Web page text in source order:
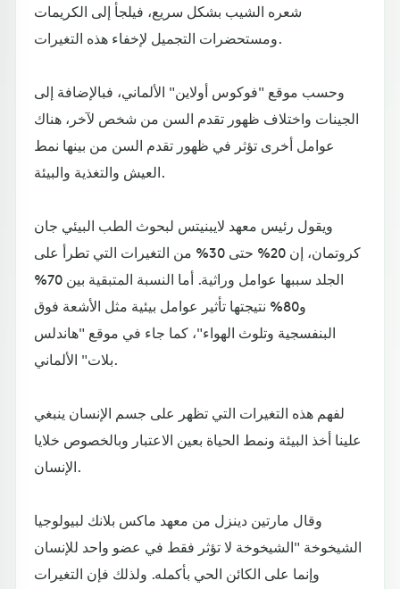
شعره الشيب بشكل سريع، فيلجأ إلى الكريمات
ومستحضرات التجميل لإخفاء هذه التغيرات.
وحسب موقع "فوكوس أولاين" الألماني، فبالإضافة إلى
الجينات واختلاف ظهور تقدم السن من شخص لآخر، هناك
عوامل أخرى تؤثر في ظهور تقدم السن من بينها نمط
العيش والتغذية والبيئة.
ويقول رئيس معهد لايبنيتس لبحوث الطب البيئي جان
كروتمان، إن 20% حتى 30% من التغيرات التي تطرأ على
الجلد سببها عوامل وراثية. أما النسبة المتبقية بين 70%
و80% نتيجتها تأثير عوامل بيئية مثل الأشعة فوق
البنفسجية وتلوث الهواء"، كما جاء في موقع "هاندلس
بلات" الألماني.
لفهم هذه التغيرات التي تظهر على جسم الإنسان ينبغي
علينا أخذ البيئة ونمط الحياة بعين الاعتبار وبالخصوص خلايا
الإنسان.
وقال مارتين دينزل من معهد ماكس بلانك لبيولوجيا
الشيخوخة "الشيخوخة لا تؤثر فقط في عضو واحد للإنسان
وإنما على الكائن الحي بأكمله. ولذلك فإن التغيرات